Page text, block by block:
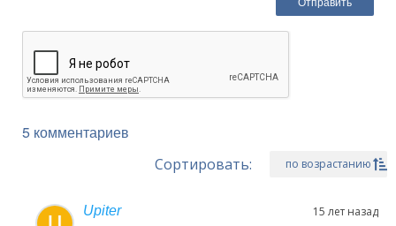
5 комментариев
Сортировать: по возрастанию
Upiter 15 лет назад